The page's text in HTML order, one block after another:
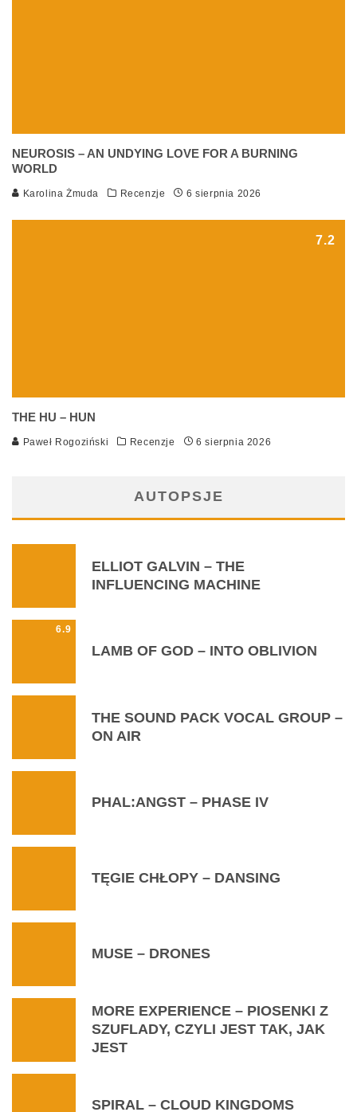
NEUROSIS – AN UNDYING LOVE FOR A BURNING
WORLD
Karolina Żmuda Recenzje 6 sierpnia 2026
7.2
THE HU – HUN
Paweł Rogoziński Recenzje 6 sierpnia 2026
AUTOPSJE
ELLIOT GALVIN – THE
INFLUENCING MACHINE
6.9
LAMB OF GOD – INTO OBLIVION
THE SOUND PACK VOCAL GROUP –
ON AIR
PHAL:ANGST – PHASE IV
TĘGIE CHŁOPY – DANSING
MUSE – DRONES
MORE EXPERIENCE – PIOSENKI Z
SZUFLADY, CZYLI JEST TAK, JAK
JEST
SPIRAL – CLOUD KINGDOMS